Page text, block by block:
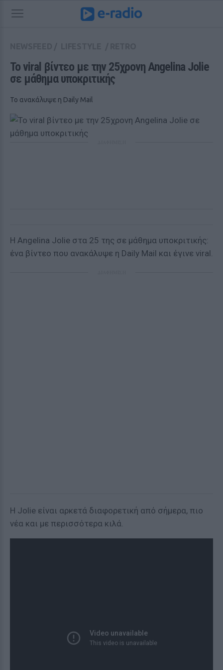
To viral βίντεο με την 25χρονη Angelina Jolie
σε μάθημα υποκριτικής
Το ανακάλυψε η Daily Mail
Η Angelina Jolie στα 25 της σε μάθημα υποκριτικής:
ένα βίντεο που ανακάλυψε η Daily Mail και έγινε viral.
Η Jolie είναι αρκετά διαφορετική από σήμερα, πιο
νέα και με περισσότερα κιλά.